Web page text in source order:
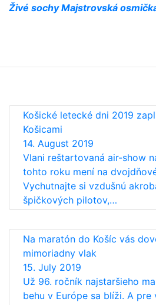
Živé sochy Majstrovská
Košické letecké dni 2019
Košicami
14. August 2019
Vlani reštartovaná air-show
tohto roku mení na
Vychutnajte si vzdušnú
špičkových pilotov,…
Na maratón do Košíc vás
mimoriadny vlak
15. July 2019
Už 96. ročník najstaršieho
behu v Európe sa blíži. A